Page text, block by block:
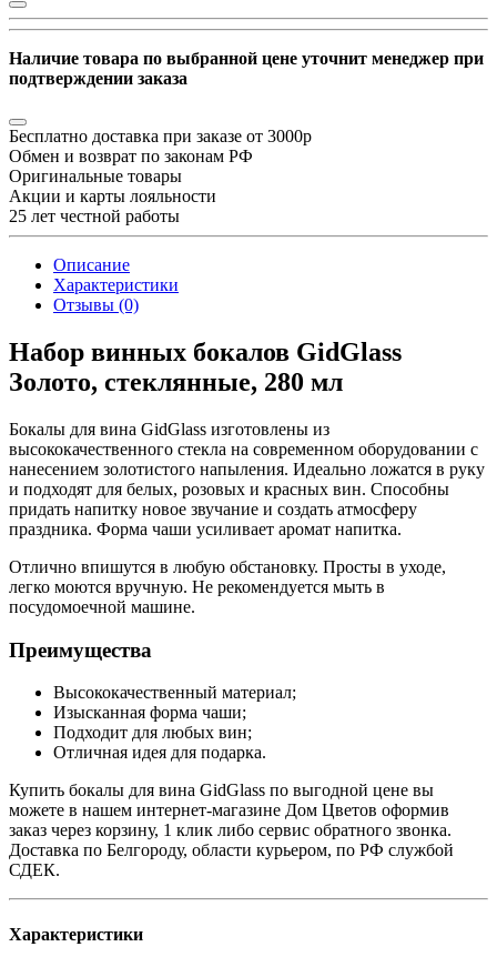
Наличие товара по выбранной цене уточнит менеджер при
подтверждении заказа
Бесплатно доставка при заказе от 3000р
Обмен и возврат по законам РФ
Оригинальные товары
Акции и карты лояльности
25 лет честной работы
Описание
Характеристики
Отзывы (0)
Набор винных бокалов GidGlass
Золото, стеклянные, 280 мл
Бокалы для вина GidGlass изготовлены из
высококачественного стекла на современном оборудовании с
нанесением золотистого напыления. Идеально ложатся в руку
и подходят для белых, розовых и красных вин. Способны
придать напитку новое звучание и создать атмосферу
праздника. Форма чаши усиливает аромат напитка.
Отлично впишутся в любую обстановку. Просты в уходе,
легко моются вручную. Не рекомендуется мыть в
посудомоечной машине.
Преимущества
Высококачественный материал;
Изысканная форма чаши;
Подходит для любых вин;
Отличная идея для подарка.
Купить бокалы для вина GidGlass по выгодной цене вы
можете в нашем интернет-магазине Дом Цветов оформив
заказ через корзину, 1 клик либо сервис обратного звонка.
Доставка по Белгороду, области курьером, по РФ службой
СДЕК.
Характеристики